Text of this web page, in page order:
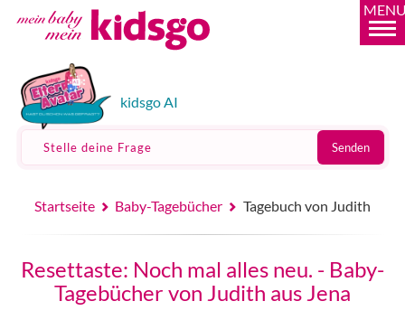
kidsgo AI
Stelle deine Frage Senden
Startseite Baby-Tagebücher Tagebuch von Judith
Resettaste: Noch mal alles neu. - Baby-
Tagebücher von Judith aus Jena